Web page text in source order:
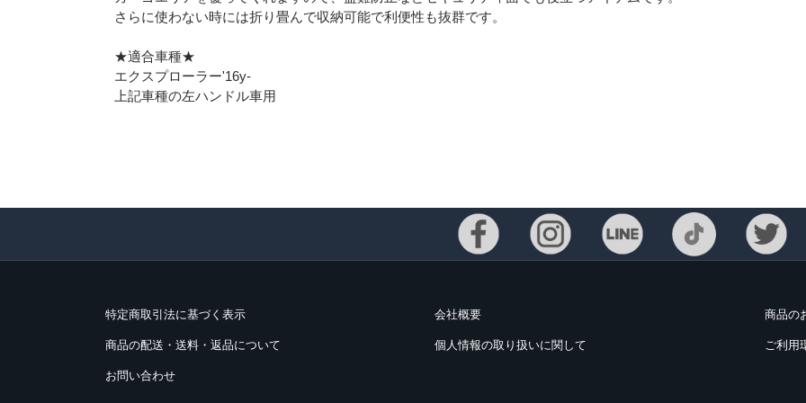
さらに使わない時には折り畳んで収納可能で利便性も抜群です。
★適合車種★
エクスプローラー'16y-
上記車種の左ハンドル車用
特定商取引法に基づく表示 会社概要 商品の
商品の配送・送料・返品について 個人情報の取り扱いに関して ご利用
お問い合わせ